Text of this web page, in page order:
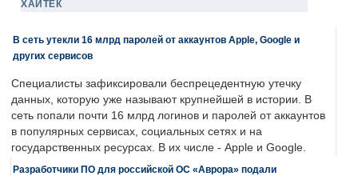
ХАЙТЕК
В сеть утекли 16 млрд паролей от аккаунтов Apple, Google и
других сервисов
Специалисты зафиксировали беспрецедентную утечку
данных, которую уже называют крупнейшей в истории. В
сеть попали почти 16 млрд логинов и паролей от аккаунтов
в популярных сервисах, социальных сетях и на
государственных ресурсах. В их числе - Apple и Google.
Разработчики ПО для российской ОС «Аврора» подали